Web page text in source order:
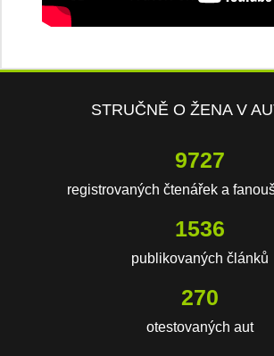
STRUČNĚ O ŽENA V
14547
registrovaných čtenářek a
2297
publikovaných článků
405
otestovaných aut